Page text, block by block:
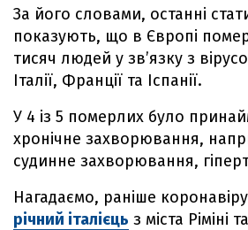
За його словами, останні
показують, що в Європі
тисяч людей у зв’язку з
Італії, Франції та Іспанії.
У 4 із 5 померлих було
хронічне захворювання,
судинне захворювання,
Нагадаємо, раніше
річний італієць з міста Ріміні та